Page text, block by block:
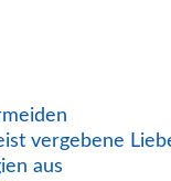
vergebene
aus